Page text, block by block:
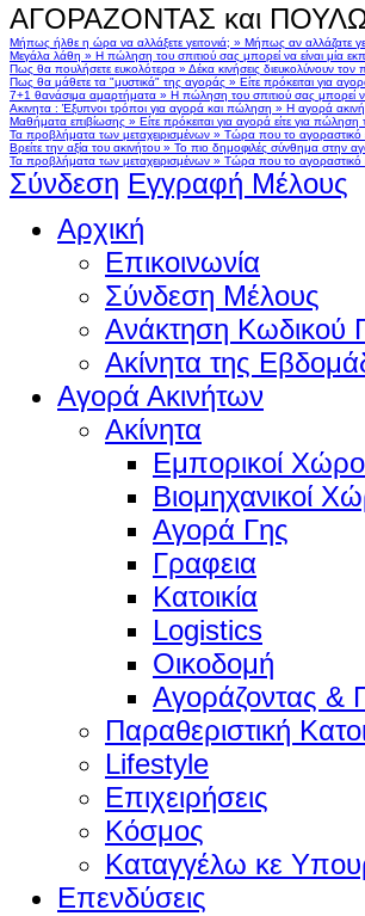
ΑΓΟΡΑΖΟΝΤΑΣ και
Μήπως ήλθε η ώρα να αλλάξετε γειτονιά; » Μήπως αν αλλάζατε
Μεγάλα λάθη » Η πώληση του σπιτιού σας μπορεί να είναι μία
Πως θα πουλήσετε ευκολότερα » Δέκα κινήσεις διευκολύνουν
Πως θα μάθετε τα "μυστικά" της αγοράς » Είτε πρόκειται για
7+1 θανάσιμα αμαρτήματα » Η πώληση του σπιτιού σας μπορεί
Ακινητα : Έξυπνοι τρόποι για αγορά και πώληση » Η αγορά
Μαθήματα επιβίωσης » Είτε πρόκειται για αγορά είτε για πώληση
Τα προβλήματα των μεταχειρισμένων » Τώρα που το αγοραστικό
Βρείτε την αξία του ακινήτου » Το πιο δημοφιλές σύνθημα στην
Τα προβλήματα των μεταχειρισμένων » Τώρα που το αγοραστικό
Σύνδεση Εγγραφή Μέλους
Αρχική
Επικοινωνία
Σύνδεση Μέλους
Ανάκτηση Κωδικού
Ακίνητα της
Αγορά Ακινήτων
Ακίνητα
Εμπορικοί
Βιομηχανικοί
Αγορά Γης
Γραφεια
Κατοικία
Logistics
Οικοδομή
Αγοράζοντας &
Παραθεριστική
Lifestyle
Επιχειρήσεις
Κόσμος
Καταγγέλω κε
Επενδύσεις